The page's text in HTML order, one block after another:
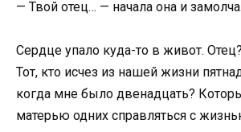
— Твой отец… — начала она и
Сердце упало куда-то в живот.
Тот, кто исчез из нашей жизни
когда мне было двенадцать?
матерью одних справляться с